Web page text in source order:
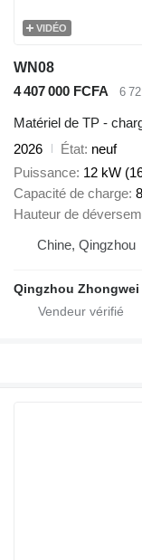
VIDÉO
WN08
4 407 000 FCFA
6
Matériel de TP -
2026
État neuf
Puissance 12 kW
Capacité de charge
Hauteur de
Chine, Qingzhou
Qingzhou